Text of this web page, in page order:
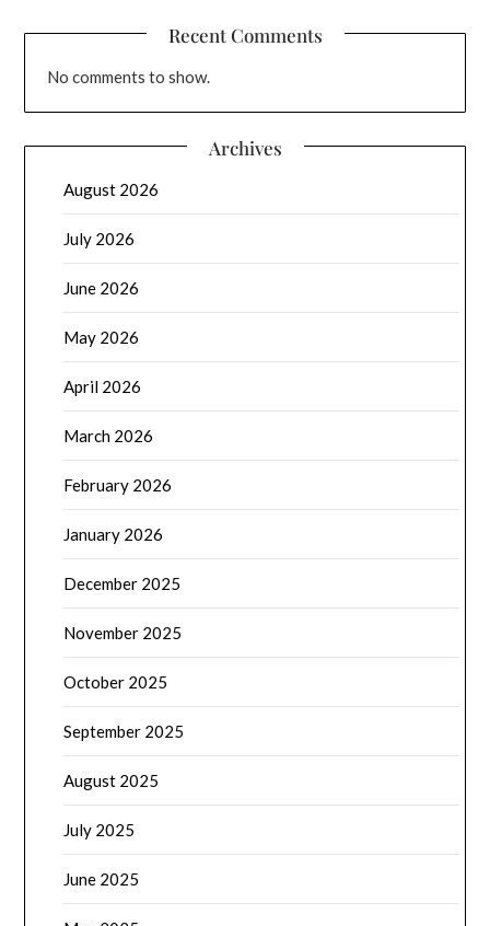
Recent Comments
No comments to show.
Archives
August 2026
July 2026
June 2026
May 2026
April 2026
March 2026
February 2026
January 2026
December 2025
November 2025
October 2025
September 2025
August 2025
July 2025
June 2025